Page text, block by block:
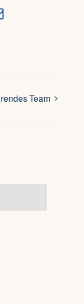
Email
Team